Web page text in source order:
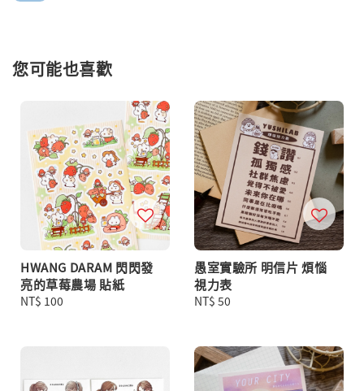
您可能也喜歡
HWANG DARAM 閃閃發
亮的草莓農場 貼紙
Regular
NT$ 100
愚室實驗所 明信片 煩惱
視力表
Regular
NT$ 50